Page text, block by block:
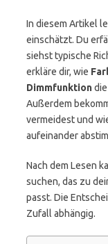
In diesem Artikel
einschätzt. Du
siehst typische
erkläre dir, wie
Dimmfunktion
Außerdem
vermeidest und
aufeinander
Nach dem Lesen
suchen, das zu
passt. Die
Zufall abhängig.